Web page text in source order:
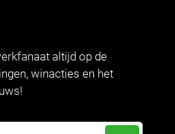
altijd op de
winacties en het